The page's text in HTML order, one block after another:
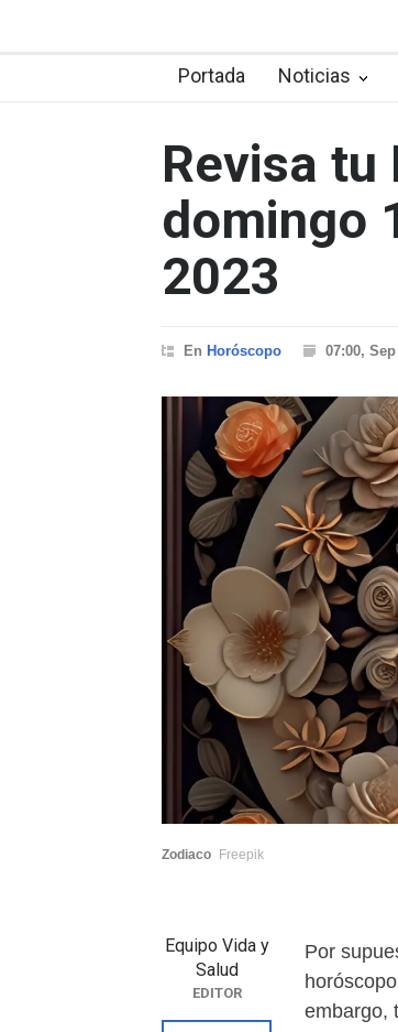
Portada Noticias
Revisa tu
domingo
2023
En Horóscopo 07:00,
Zodiaco Freepik
Por
embargo,
Equipo Vida y
Salud
EDITOR